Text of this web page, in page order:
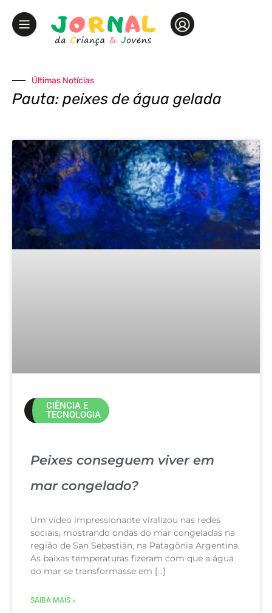
Últimas Notícias
Pauta: peixes de água gelada
CIÊNCIA E
TECNOLOGIA
Peixes conseguem viver em
mar congelado?
Um vídeo impressionante viralizou nas redes
sociais, mostrando ondas do mar congeladas na
região de San Sebastián, na Patagônia Argentina.
As baixas temperaturas fizeram com que a água
do mar se transformasse em […]
SAIBA MAIS »